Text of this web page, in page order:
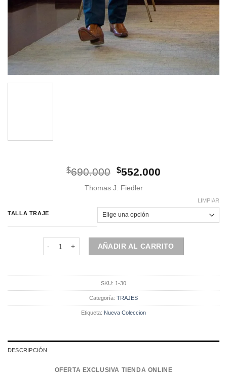
$690.000 El
original
$690.000.
$552.000
Thomas J. Fiedler
TALLA TRAJE
LIMPIAR
Traje Cuello Mao | Azul Petróleo| Tres piezas | 1-30
AÑADIR AL CARRITO
SKU: 1-30
Categoría: TRAJES
Etiqueta: Nueva Coleccion
DESCRIPCIÓN
OFERTA EXCLUSIVA TIENDA ONLINE